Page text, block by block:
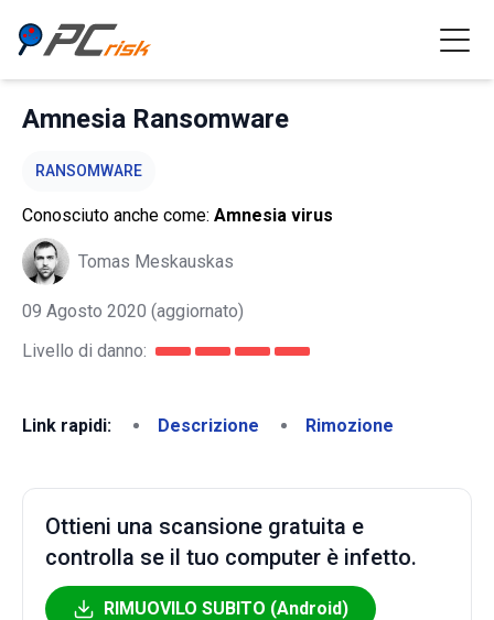
Amnesia Ransomware
RANSOMWARE
Conosciuto anche come: Amnesia virus
Tomas Meskauskas
09 Agosto 2020 (aggiornato)
Livello di danno:
Link rapidi: Descrizione Rimozione
Ottieni una scansione gratuita e
controlla se il tuo computer è infetto.
RIMUOVILO SUBITO (Android)